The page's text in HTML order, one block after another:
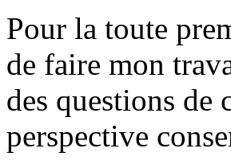
Pour la toute
de faire mon
des questions de
perspective